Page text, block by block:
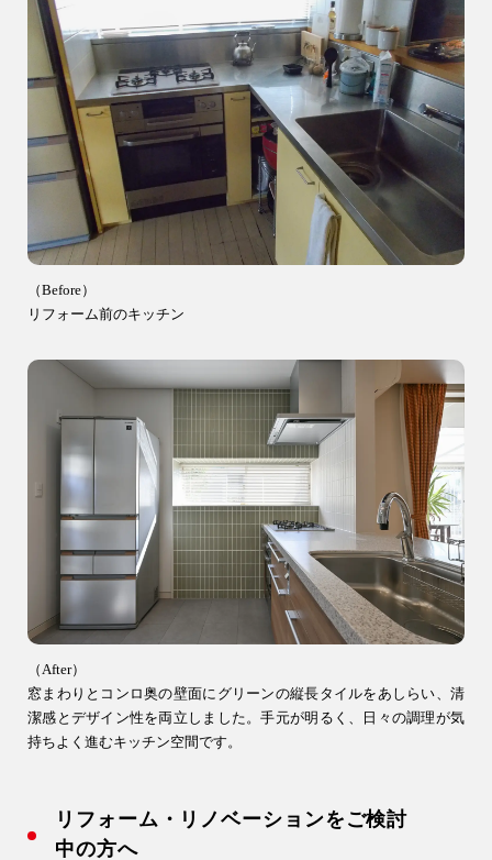
（Before）
リフォーム前のキッチン
（After）
窓まわりとコンロ奥の壁面にグリーンの縦長タイルをあしらい、清
潔感とデザイン性を両立しました。手元が明るく、日々の調理が気
持ちよく進むキッチン空間です。
リフォーム・リノベーションをご検討
中の方へ
営業時間 9時〜18時
注文住宅